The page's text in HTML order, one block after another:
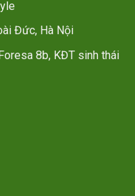
Đức, Hà Nội
8b, KĐT sinh thái